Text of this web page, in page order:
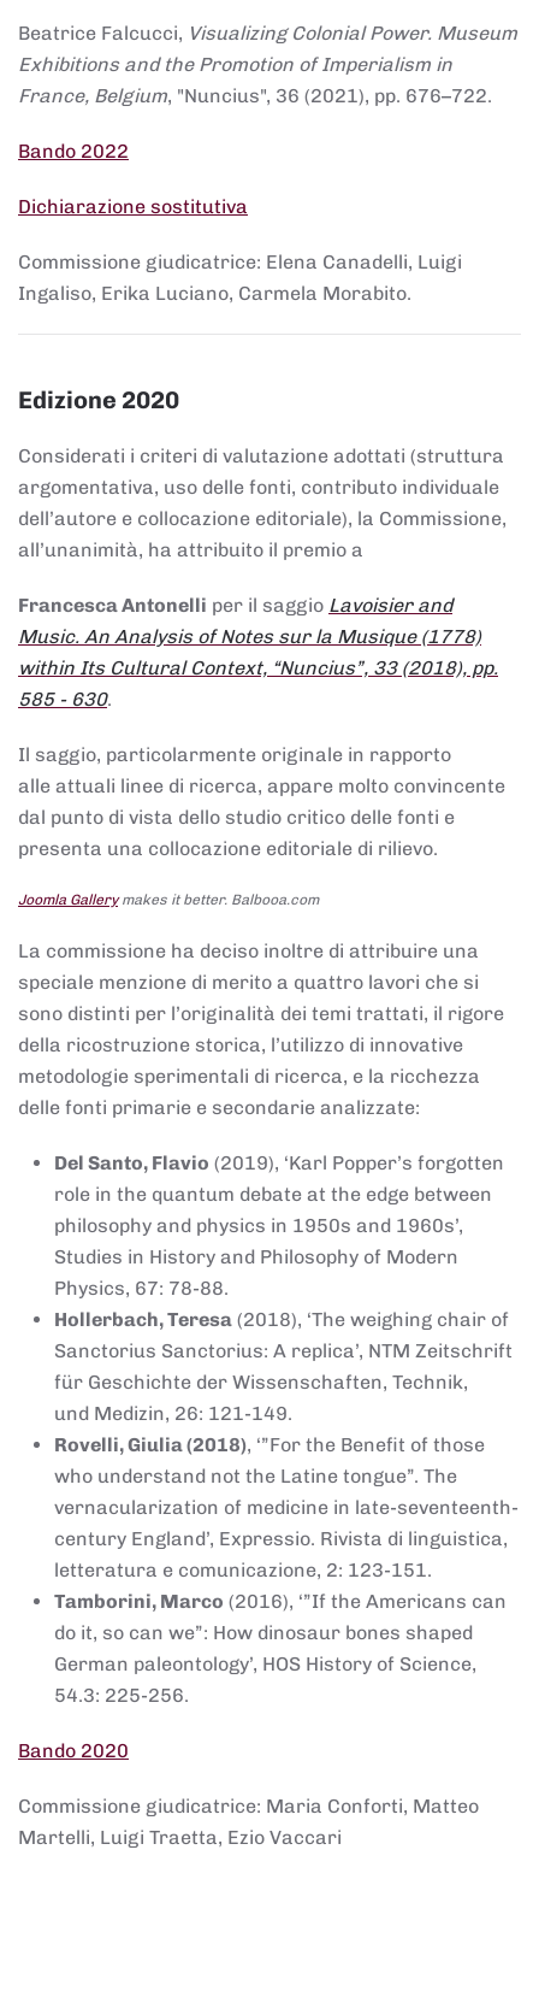
Beatrice Falcucci, Visualizing Colonial Power. Museum
Exhibitions and the Promotion of Imperialism in
France, Belgium, "Nuncius", 36 (2021), pp. 676–722.
Bando 2022
Dichiarazione sostitutiva
Commissione giudicatrice: Elena Canadelli, Luigi
Ingaliso, Erika Luciano, Carmela Morabito.
Edizione 2020
Considerati i criteri di valutazione adottati (struttura
argomentativa, uso delle fonti, contributo individuale
dell’autore e collocazione editoriale), la Commissione,
all’unanimità, ha attribuito il premio a
Francesca Antonelli per il saggio Lavoisier and
Music. An Analysis of Notes sur la Musique (1778)
within Its Cultural Context, “Nuncius”, 33 (2018), pp.
585 - 630.
Il saggio, particolarmente originale in rapporto
alle attuali linee di ricerca, appare molto convincente
dal punto di vista dello studio critico delle fonti e
presenta una collocazione editoriale di rilievo.
Joomla Gallerymakes it better. Balbooa.com
La commissione ha deciso inoltre di attribuire una
speciale menzione di merito a quattro lavori che si
sono distinti per l’originalità dei temi trattati, il rigore
della ricostruzione storica, l’utilizzo di innovative
metodologie sperimentali di ricerca, e la ricchezza
delle fonti primarie e secondarie analizzate:
Del Santo, Flavio (2019), ‘Karl Popper’s forgotten
role in the quantum debate at the edge between
philosophy and physics in 1950s and 1960s’,
Studies in History and Philosophy of Modern
Physics, 67: 78-88.
Hollerbach, Teresa (2018), ‘The weighing chair of
Sanctorius Sanctorius: A replica’, NTM Zeitschrift
für Geschichte der Wissenschaften, Technik,
und Medizin, 26: 121-149.
Rovelli, Giulia (2018), ‘”For the Benefit of those
who understand not the Latine tongue”. The
vernacularization of medicine in late-seventeenth-
century England’, Expressio. Rivista di linguistica,
letteratura e comunicazione, 2: 123-151.
Tamborini, Marco (2016), ‘”If the Americans can
do it, so can we”: How dinosaur bones shaped
German paleontology’, HOS History of Science,
54.3: 225-256.
Bando 2020
Commissione giudicatrice: Maria Conforti, Matteo
Martelli, Luigi Traetta, Ezio Vaccari